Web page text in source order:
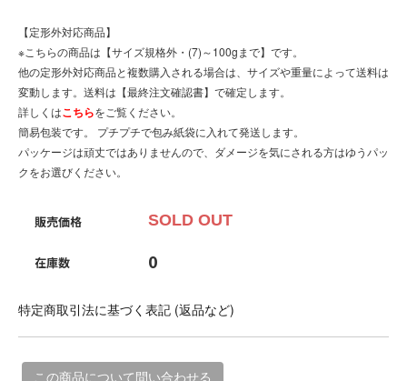
【定形外対応商品】
※こちらの商品は【サイズ規格外・(7)～100gまで】です。
他の定形外対応商品と複数購入される場合は、サイズや重量によって送料は
変動します。送料は【最終注文確認書】で確定します。
詳しくはこちらをご覧ください。
簡易包装です。 プチプチで包み紙袋に入れて発送します。
パッケージは頑丈ではありませんので、ダメージを気にされる方はゆうパッ
クをお選びください。
販売価格 SOLD OUT
在庫数 0
特定商取引法に基づく表記 (返品など)
この商品について問い合わせる